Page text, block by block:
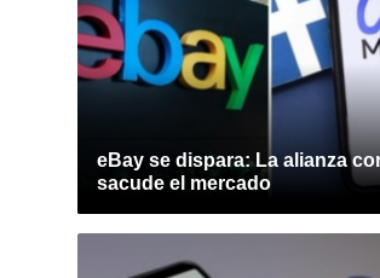
eBay se dispara: La alianza
sacude el mercado